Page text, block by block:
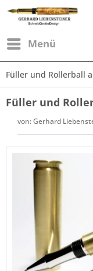
Menü
Füller und Rollerball
Füller und
von:Gerhard